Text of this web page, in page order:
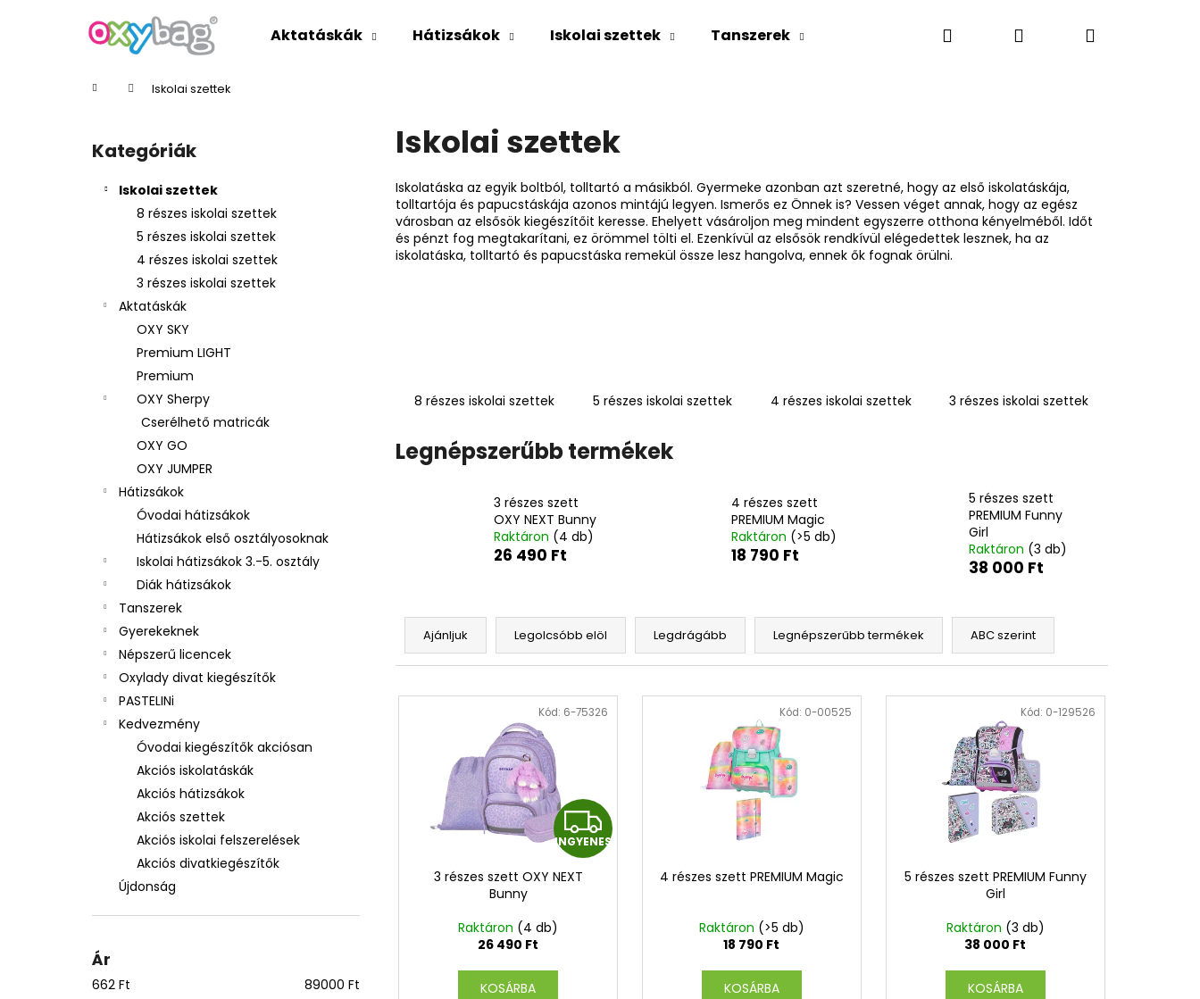
Aktatáskák Hátizsákok Iskolai szettek Tanszerek KeresésBejelentkezés
Kosár
KezdőlapIskolai szettek
Kategóriák
átugrása
Kategóriák
Iskolai szettek
8 részes iskolai szettek
5 részes iskolai szettek
4 részes iskolai szettek
3 részes iskolai szettek
Aktatáskák
OXY SKY
Premium LIGHT
Premium
OXY Sherpy
Cserélhető matricák
OXY GO
OXY JUMPER
Hátizsákok
Óvodai hátizsákok
Hátizsákok első osztályosoknak
Iskolai hátizsákok 3.-5. osztály
Diák hátizsákok
Tanszerek
Gyerekeknek
Népszerű licencek
Oxylady divat kiegészítők
PASTELINi
Kedvezmény
Óvodai kiegészítők akciósan
Akciós iskolatáskák
Akciós hátizsákok
Akciós szettek
Akciós iskolai felszerelések
Akciós divatkiegészítők
Újdonság
Ár
662 Ft 89000 Ft
Iskolai szettek
Iskolatáska az egyik boltból, tolltartó a másikból. Gyermeke azonban azt szeretné, hogy az első iskolatáskája,
tolltartója és papucstáskája azonos mintájú legyen. Ismerős ez Önnek is? Vessen véget annak, hogy az egész
városban az elsősök kiegészítőit keresse. Ehelyett vásároljon meg mindent egyszerre otthona kényelméből. Időt
és pénzt fog megtakarítani, ez örömmel tölti el. Ezenkívül az elsősök rendkívül elégedettek lesznek, ha az
iskolatáska, tolltartó és papucstáska remekül össze lesz hangolva, ennek ők fognak örülni.
8 részes iskolai szettek 5 részes iskolai szettek 4 részes iskolai szettek 3 részes iskolai szettek
Legnépszerűbb termékek
3 részes szett
OXY NEXT Bunny
Raktáron (4 db)
26 490 Ft
4 részes szett
PREMIUM Magic
Raktáron (>5 db)
18 790 Ft
5 részes szett
PREMIUM Funny
Girl
Raktáron (3 db)
38 000 Ft
T
r
Ajánljuk Legolcsóbb elöl Legdrágább Legnépszerűbb termékek ABC szerint
T
I
N
INGYENES
3 részes szett OXY NEXT
Bunny
Raktáron (4 db)
26 490 Ft
KOSÁRBA
Kód: 6-75326
4 részes szett PREMIUM Magic
Raktáron (>5 db)
18 790 Ft
KOSÁRBA
Kód: 0-00525
5 részes szett PREMIUM Funny
Girl
Raktáron (3 db)
38 000 Ft
KOSÁRBA
Kód: 0-129526
Vissza
Vissza
Ajánljuk
3 RÉSZES SZETT OXY NEXT BUNNY
26 490 Ft
4 RÉSZES SZETT PREMIUM MAGIC
DIÁK HÁTIZSÁK OXY ZERO GREY